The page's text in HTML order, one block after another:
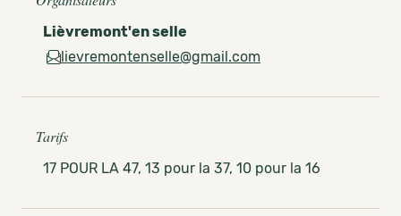
Lièvremont'en selle
lievremontenselle@gmail.com
Tarifs
17 POUR LA 47, 13 pour la 37, 10 pour la 16